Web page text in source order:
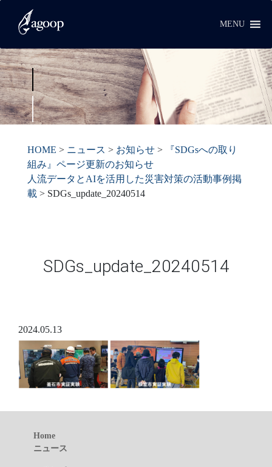
MENU
HOME > ニュース > お知らせ>
『SDGsへの取り
組み』ページ更新のお知らせ
人流データとAIを活用した災害対策の活動事例掲
載> SDGs_update_20240514
SDGs_update_20240514
2024.05.13
Home
ニュース